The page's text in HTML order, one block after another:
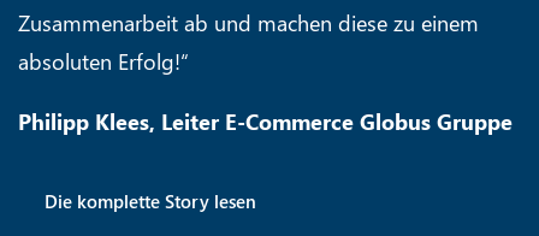
Zusammenarbeit ab und machen diese zu einem
absoluten Erfolg!“
Philipp Klees, Leiter E-Commerce Globus Gruppe
Die komplette Story lesen